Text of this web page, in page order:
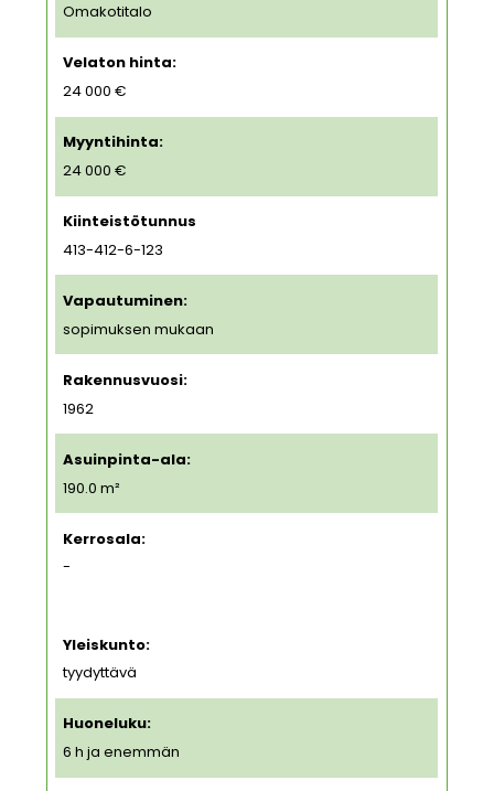
Omakotitalo
Velaton hinta:
24 000 €
Myyntihinta:
24 000 €
Kiinteistötunnus
413-412-6-123
Vapautuminen:
sopimuksen mukaan
Rakennusvuosi:
1962
Asuinpinta-ala:
190.0 m²
Kerrosala:
-
Yleiskunto:
tyydyttävä
Huoneluku:
6 h ja enemmän